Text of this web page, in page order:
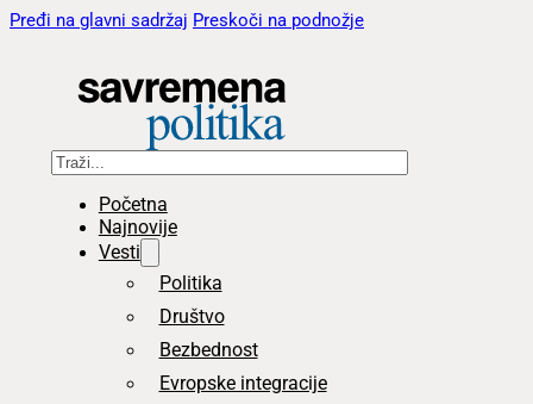
Pređi na glavni sadržaj Preskoči na podnožje
Pretraga
Početna
Najnovije
Vesti
Politika
Društvo
Bezbednost
Evropske integracije